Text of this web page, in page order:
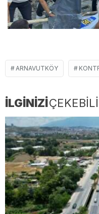
ARNAVUTKÖY
İLGİNİZİ